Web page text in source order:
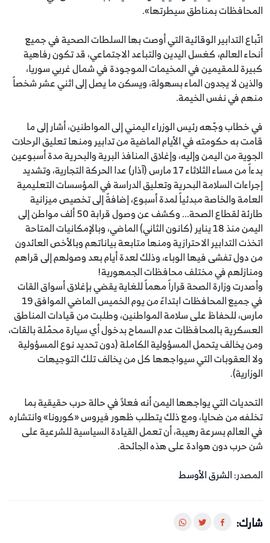
المحافظات بمناطق سيطرتها».
اتّباع التدابير الوقائية التي أوصت بها السلطات الصحية في جميع
أنحاء العالم، كغسل اليدين والتباعد الاجتماعي، قد تكون رفاهية
كبيرة للمقيمين في المخيمات الموجودة في شمال غربي سوريا،
والذين لا يجدون الماء بسهولة، ويسكن ما يصل إلى اثني عشر شخصاً
منهم في نفس الخيمة.
في خطاب وجّهه رئيس الوزراء اليمني إلى المواطنين، أشار إلى ما
قامت به حكومته في الأيام الماضية من تدابير ومنها تعليق الرحلات
الجوية من اليمن وإليه، وإغلاق المنافذ البرية والبحرية مدة أسبوعين
بدءاً من مساء الثلاثاء 17 مارس (آذار) عدا الحركة التجارية، وتشديد
إجراءات السلامة البحرية وتعليق الدراسة في المؤسسات التعليمية
العامة والخاصة مبدئياً لمدة أسبوع، إضافةً إلى تخصيص ميزانية
طارئة لقطاع الصحة... وكشف عن وصول قرابة 50 ألف مواطن إلى
اليمن منذ 18 يناير (كانون الثاني) الماضي، وبالإمكانيات المتاحة
اتخذت التدابير الاحترازية ومنها متابعة بياناتهم وبالأخص العائدون
من دول تفشى فيها الوباء، وذلك لعدة أيام بعد وصولهم إلى قراهم
ومنازلهم في مختلف محافظات الجمهورية!
وأصدرت وزارة الصحة قراراً مهماً للغاية يقضي بإغلاق أسواق القات
في جميع المحافظات ابتداءً من يوم الخميس الماضي الموافق 19
مارس، للحفاظ على سلامة المواطنين، وطلبت من قيادات المناطق
العسكرية بالمحافظات عدم السماح بدخول أي سيارة محمّلة بالقات،
ومن يخالف يتحمل المسؤولية الكاملة (دون تحديد نوع المسؤولية
ولا العقوبات التي سيواجهها كل من يخالف تلك التوجيهات
الوزارية).
التحديات التي يواجهها اليمن أنه فعلاً في حالة حرب حقيقية بما
تخلفه من ضحايا، ومع ذلك يتطلب ظهور فيروس «كورونا» وانتشاره
في العالم بسرعة رهيبة، أن تعمل القيادة السياسية للشرعية على
شن حرب دون هوادة على هذه الجائحة.
المصدر:الشرق الأوسط
شارك: